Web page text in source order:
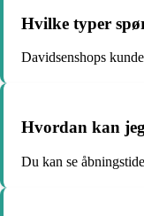
Hvilke typer
Davidsenshops
Hvordan kan
Du kan se